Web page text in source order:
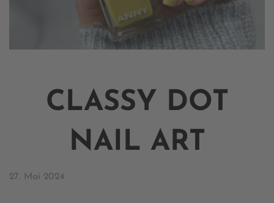
CLASSY DOT
NAIL ART
27. Mai 2024